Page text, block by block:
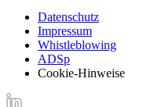
Footer
menu
Datenschutz
Impressum
Whistleblowing
ADSp
Cookie-Hinweise